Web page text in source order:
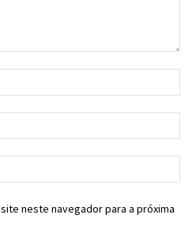
neste navegador para a próxima